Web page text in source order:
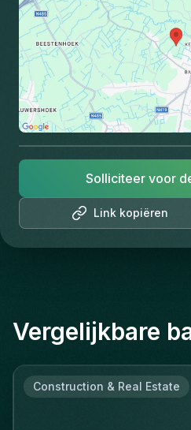
Link kopiëren
Solliciteer voor
Vergelijkbare
Construction & Real Estate